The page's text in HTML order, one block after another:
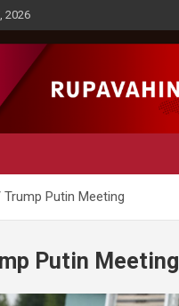
2026
News
Trump Putin Meeting
Putin Meeting